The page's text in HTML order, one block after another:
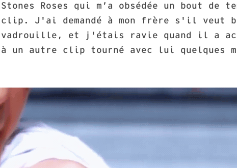
Stones Roses qui m’a obsédée un bout
clip. J'ai demandé à mon frère s'il veut
vadrouille, et j'étais ravie quand il a
à un autre clip tourné avec lui quelques